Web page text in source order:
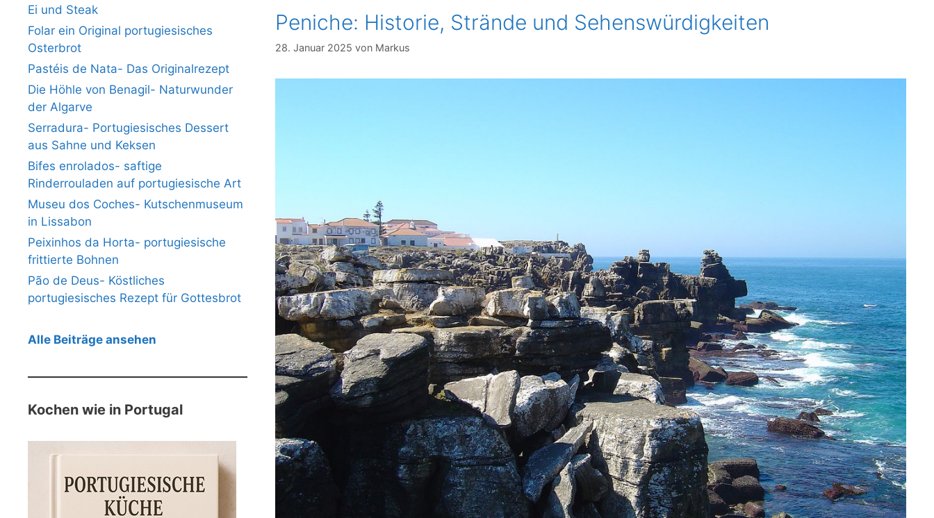
Peniche: Historie, Strände und Sehenswürdigkeiten
28. Januar 2025 von Markus
Ei und Steak
Folar ein Original portugiesisches
Osterbrot
Pastéis de Nata- Das Originalrezept
Die Höhle von Benagil- Naturwunder
der Algarve
Serradura- Portugiesisches Dessert
aus Sahne und Keksen
Bifes enrolados- saftige
Rinderrouladen auf portugiesische Art
Museu dos Coches- Kutschenmuseum
in Lissabon
Peixinhos da Horta- portugiesische
frittierte Bohnen
Pão de Deus- Köstliches
portugiesisches Rezept für Gottesbrot
Alle Beiträge ansehen
Kochen wie in Portugal